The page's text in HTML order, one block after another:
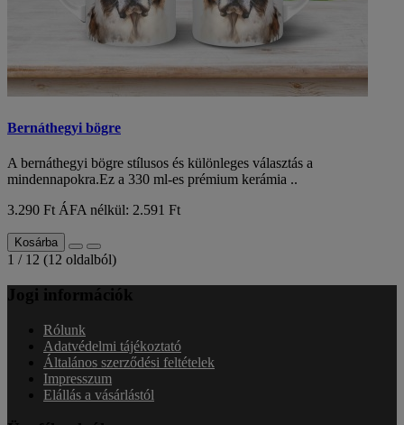
Bernáthegyi bögre
A bernáthegyi bögre stílusos és különleges választás a
mindennapokra.Ez a 330 ml-es prémium kerámia ..
3.290 Ft ÁFA nélkül: 2.591 Ft
Kosárba
1 / 12 (12 oldalból)
Jogi információk
Rólunk
Adatvédelmi tájékoztató
Általános szerződési feltételek
Impresszum
Elállás a vásárlástól